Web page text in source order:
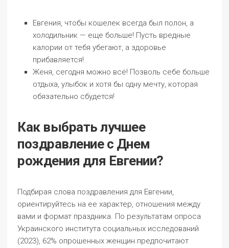
Евгения, чтобы кошелек всегда был полон, а
холодильник — еще больше! Пусть вредные
калории от тебя убегают, а здоровье
прибавляется!
Женя, сегодня можно всё! Позволь себе больше
отдыха, улыбок и хотя бы одну мечту, которая
обязательно сбудется!
Как выбрать лучшее
поздравление с Днем
рождения для Евгении?
Подбирая слова поздравления для Евгении,
ориентируйтесь на ее характер, отношения между
вами и формат праздника. По результатам опроса
Украинского института социальных исследований
(2023), 62% опрошенных женщин предпочитают